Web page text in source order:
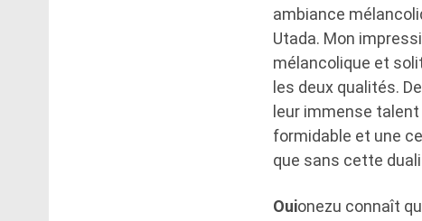
ambiance
Utada. Mon
mélancolique et
les deux qualités.
leur immense
formidable et une
que sans cette
Ouionezu connaît